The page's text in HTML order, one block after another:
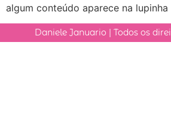
algum conteúdo aparece na
Daniele Januario | Todos os